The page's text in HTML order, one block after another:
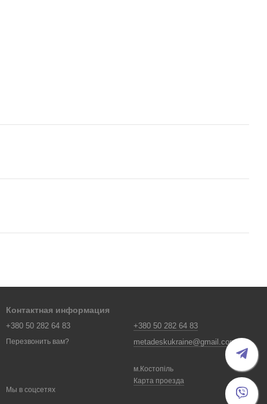
Контактная информация
+380 50 282 64 83
Перезвонить вам?
+380 50 282 64 83
metadeskukraine@gmail.com
м.Костопіль
Карта проезда
Мы в соцсетях